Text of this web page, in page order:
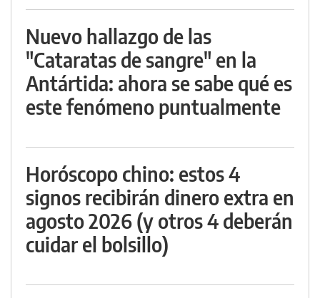
Nuevo hallazgo de las
"Cataratas de sangre" en la
Antártida: ahora se sabe qué es
este fenómeno puntualmente
Horóscopo chino: estos 4
signos recibirán dinero extra en
agosto 2026 (y otros 4 deberán
cuidar el bolsillo)